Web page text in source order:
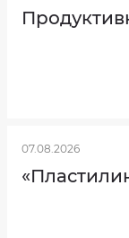
07.08.2026